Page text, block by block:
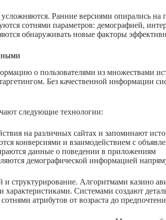
Ранние версиями опирались на
сотнями параметров: демографией,
обнаруживать новые факторы
о пользователями из множествами
Без качественной информации
следующие технологии:
на различных сайтах и запоминают
конверсиями и взаимодействием с
данные о поведении в приложениям
демографической информацией
структурирование. Алгоритмами казино
характеристиками. Системами создают
атрибутов от возраста до